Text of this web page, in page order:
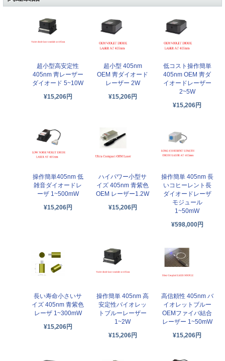
超小型高安定性
405nm 靑レーザー
ダイオード 5~10W
¥15,206円
超小型 405nm
OEM 靑ダイオード
レーザー 2W
¥15,206円
低コスト操作簡単
405nm OEM 靑ダ
イオードレーザー
2~5W
¥15,206円
操作簡単405nm 低
雑音ダイオードレ
ーザ 1~500mW
¥15,206円
ハイパワー小型サ
イズ 405nm 青紫色
OEM レーザー1.2W
¥15,206円
操作簡単 405nm 長
いコヒーレント長
ダイオードレーザ
モジュール
1~50mW
¥598,000円
長い寿命小さいサ
イズ 405nm 青紫色
レーザ 1~300mW
¥15,206円
操作簡単 405nm 高
安定性バイオレッ
トブルーレーザー
1~2W
¥15,206円
高信頼性 405nm バ
イオレットブルー
OEMファイバ結合
レーザー 1~50mW
¥15,206円